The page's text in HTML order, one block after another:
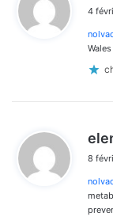
4
8